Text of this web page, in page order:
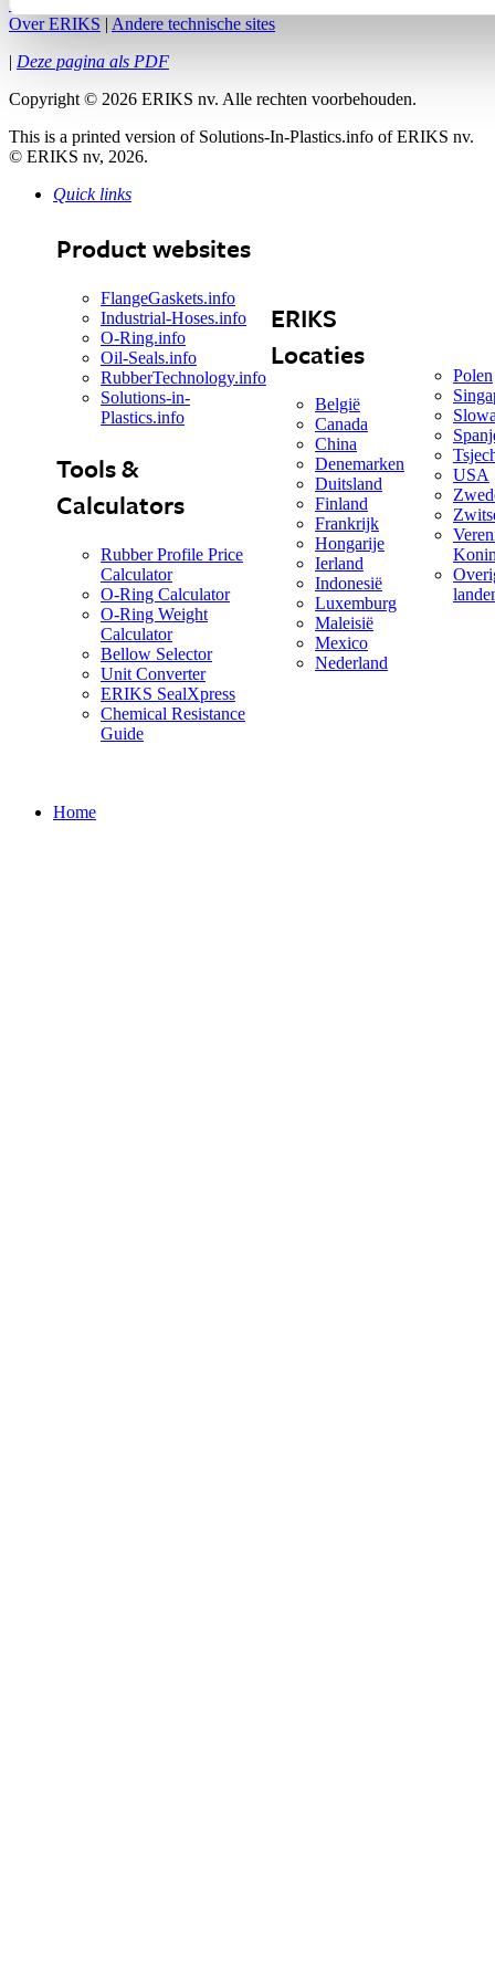
Over ERIKS | Andere technische sites
| Deze pagina als PDF
Copyright © 2026 ERIKS nv. Alle rechten voorbehouden.
This is a printed version of Solutions-In-Plastics.info of ERIKS nv.
© ERIKS nv, 2026.
Quick links
Product websites
FlangeGaskets.info
Industrial-Hoses.info
O-Ring.info
Oil-Seals.info
RubberTechnology.info
Solutions-in-
Plastics.info
Tools &
Calculators
Rubber Profile Price
Calculator
O-Ring Calculator
O-Ring Weight
Calculator
Bellow Selector
Unit Converter
ERIKS SealXpress
Chemical Resistance
Guide
ERIKS
Locaties
België
Canada
China
Denemarken
Duitsland
Finland
Frankrijk
Hongarije
Ierland
Indonesië
Luxemburg
Maleisië
Mexico
Nederland
Polen
USA
Home